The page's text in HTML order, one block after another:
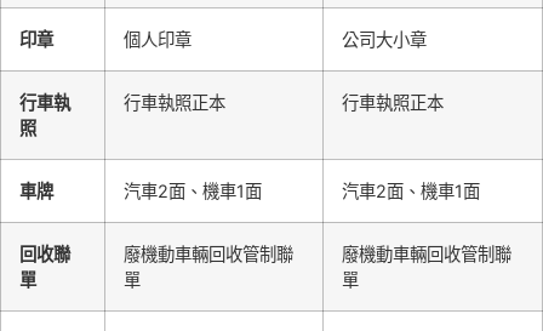
印章 個人印章 公司大小章
行車執
照
行車執照正本 行車執照正本
車牌 汽車2面、機車1面 汽車2面、機車1面
回收聯
單
廢機動車輛回收管制聯
單
廢機動車輛回收管制聯
單